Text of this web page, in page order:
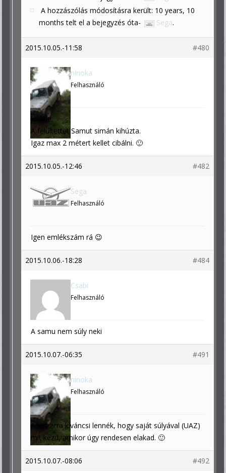
A hozzászólás módosításra került: 10 years, 10
months telt el a bejegyzés óta-
Sega.
2015.10.05.-11:58 #480
ninoka
Felhasználó
Jó féle.
A felültettet Samut simán kihúzta.
Igaz max 2 métert kellet cibálni. 🙂
2015.10.05.-12:46 #482
Sega
Felhasználó
Igen emlékszám rá 😉
2015.10.06.-18:28 #484
Csabi
Felhasználó
A samu nem súly neki
2015.10.07.-06:35 #491
ninoka
Felhasználó
Azért arra kíváncsi lennék, hogy saját súlyával (UAZ)
mit kezd, amikor úgy rendesen elakad. 🙂
2015.10.07.-08:06 #492